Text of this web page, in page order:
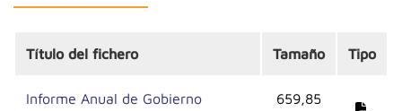
Título del fichero Tamaño Tipo
Informe Anual de Gobierno
659,85